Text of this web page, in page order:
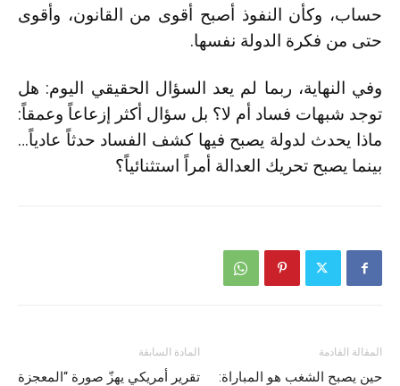
حساب، وكأن النفوذ أصبح أقوى من القانون، وأقوى
حتى من فكرة الدولة نفسها.
وفي النهاية، ربما لم يعد السؤال الحقيقي اليوم: هل
توجد شبهات فساد أم لا؟ بل سؤال أكثر إزعاعاً وعمقاً:
ماذا يحدث لدولة يصبح فيها كشف الفساد حدثاً عادياً…
بينما يصبح تحريك العدالة أمراً استثنائياً؟
المادة السابقة
تقرير أمريكي يهزّ صورة “المعجزة
المقالة القادمة
حين يصبح الشغب هو المباراة: